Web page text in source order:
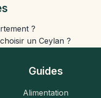
?
un Ceylan ?
Guides
Alimentation